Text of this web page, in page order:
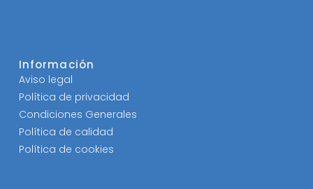
Información
Aviso legal
Política de privacidad
Condiciones Generales
Política de calidad
Política de cookies